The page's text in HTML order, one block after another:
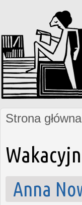
Jesteś tutaj
Strona główna
Anna